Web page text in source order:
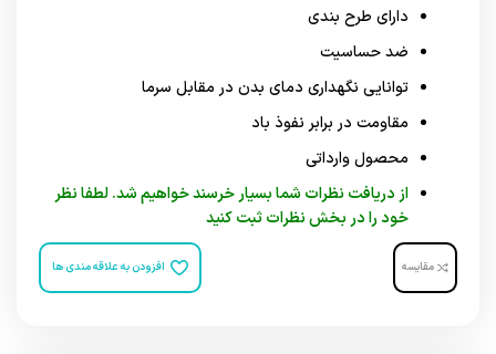
دارای طرح بندی
ضد حساسیت
توانایی نگهداری دمای بدن در مقابل سرما
مقاومت در برابر نفوذ باد
محصول وارداتی
از دریافت نظرات شما بسیار خرسند خواهیم شد. لطفا نظر
خود را در بخش نظرات ثبت کنید
مقایسه افزودن به علاقه مندی ها